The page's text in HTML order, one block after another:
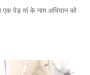
एक पेड़ मां के नाम अभियान को